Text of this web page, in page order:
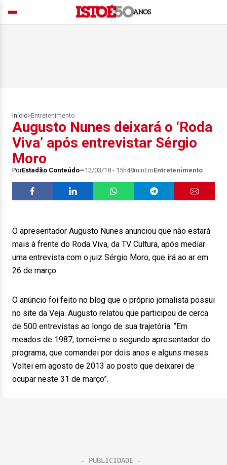
Início> Entretenimento
Augusto Nunes deixará o ‘Roda
Viva’ após entrevistar Sérgio
Moro
PorEstadão Conteúdo 12/03/18 - 15h48minEmEntretenimento
O apresentador Augusto Nunes anunciou que não estará
mais à frente do Roda Viva, da TV Cultura, após mediar
uma entrevista com o juiz Sérgio Moro, que irá ao ar em
26 de março.
O anúncio foi feito no blog que o próprio jornalista possui
no site da Veja. Augusto relatou que participou de cerca
de 500 entrevistas ao longo de sua trajetória: “Em
meados de 1987, tornei-me o segundo apresentador do
programa, que comandei por dois anos e alguns meses.
Voltei em agosto de 2013 ao posto que deixarei de
ocupar neste 31 de março”.